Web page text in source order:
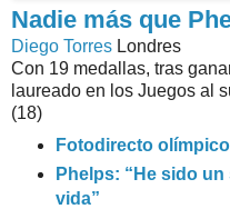
Nadie más que
Diego Torres Londres
Con 19 medallas, tras
laureado en los Juegos al
(18)
Fotodirecto olímpico
Phelps: “He sido
vida”